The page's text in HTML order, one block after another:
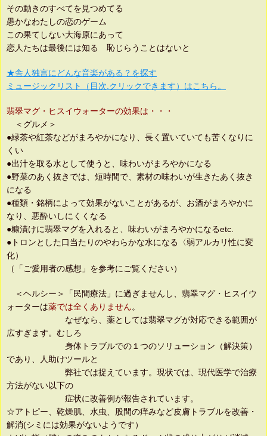
その動きのすべてを見つめてる
愚かなわたしの恋のゲーム
この果てしない大海原にあって
恋人たちは最後には知る 恥じらうことはないと
★舎人独言にどんな音楽がある？を探す
ミュージックリスト（目次.クリックできます）はこちら。
翡翠マグ・ヒスイウォーターの効果は・・・
＜グルメ＞
●緑茶や紅茶などがまろやかになり、長く置いていても苦くなりに
くい
●出汁を取る水として使うと、味わいがまろやかになる
●野菜のあく抜きでは、短時間で、素材の味わいが生きたあく抜き
になる
●種類・銘柄によって効果がないことがあるが、お酒がまろやかに
なり、悪酔いしにくくなる
●糠漬けに翡翠マグを入れると、味わいがまろやかになるetc.
●トロンとした口当たりのやわらかな水になる〈弱アルカリ性に変
化）
（「ご愛用者の感想」を参考にご覧ください）
＜ヘルシー＞「民間療法」に過ぎませんし、翡翠マグ・ヒスイウ
ォーターは薬では全くありません。
なぜなら、薬としては翡翠マグが対応できる範囲が
広すぎます。むしろ
身体トラブルでの１つのソリューション（解決策）
であり、人助けツールと
弊社では捉えています。現状では、現代医学で治療
方法がない以下の
症状に改善例が報告されています。
☆アトピー、乾燥肌、水虫、股間の痒みなど皮膚トラブルを改善・
解消(シミには効果がないようです）